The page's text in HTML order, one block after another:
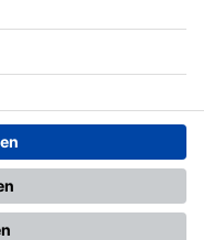
Impressum